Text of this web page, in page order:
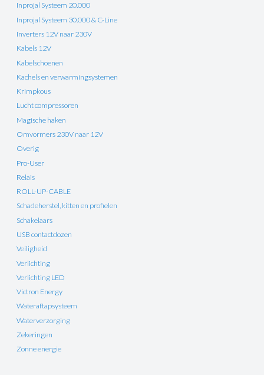
Inprojal Systeem 20.000
Inprojal Systeem 30.000 & C-Line
Inverters 12V naar 230V
Kabels 12V
Kabelschoenen
Kachels en verwarmingsystemen
Krimpkous
Lucht compressoren
Magische haken
Omvormers 230V naar 12V
Overig
Pro-User
Relais
ROLL-UP-CABLE
Schadeherstel, kitten en profielen
Schakelaars
USB contactdozen
Veiligheid
Verlichting
Verlichting LED
Victron Energy
Wateraftapsysteem
Waterverzorging
Zekeringen
Zonne energie